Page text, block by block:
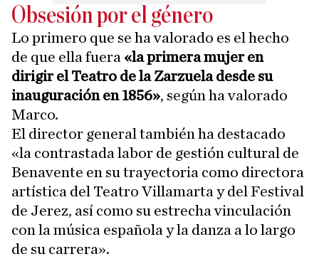
Obsesión por el género
Lo primero que se ha valorado es el hecho
de que ella fuera «la primera mujer en
dirigir el Teatro de la Zarzuela desde su
inauguración en 1856», según ha valorado
Marco.
El director general también ha destacado
«la contrastada labor de gestión cultural de
Benavente en su trayectoria como directora
artística del Teatro Villamarta y del Festival
de Jerez, así como su estrecha vinculación
con la música española y la danza a lo largo
de su carrera».